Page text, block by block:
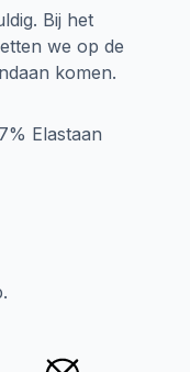
Bij het
we op de
komen.
Elastaan